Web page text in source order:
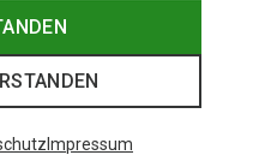
Impressum